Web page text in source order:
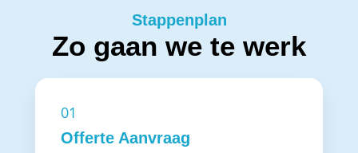
Stappenplan
Zo gaan we te werk
01
Offerte Aanvraag